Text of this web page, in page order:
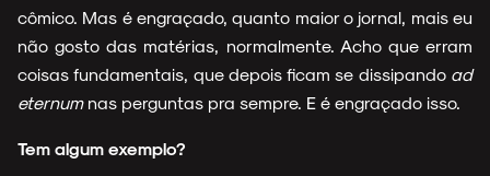
cômico. Mas é engraçado, quanto maior o jornal, mais eu
não gosto das matérias, normalmente. Acho que erram
coisas fundamentais, que depois ficam se dissipando ad
eternumnas perguntas pra sempre. E é engraçado isso.
Tem algum exemplo?